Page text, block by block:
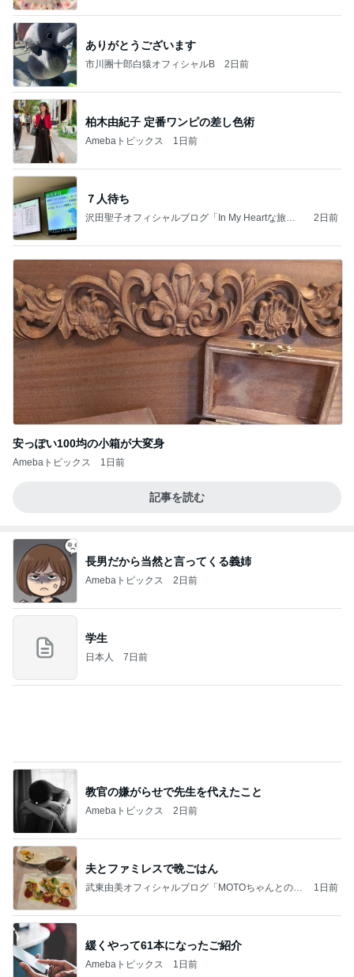
ありがとうございます
市川團十郎白猿オフィシャルB 2日前
柏木由紀子 定番ワンピの差し色術
Amebaトピックス 1日前
７人待ち
沢田聖子オフィシャルブログ「In My Heartな旅日
2日前
安っぽい100均の小箱が大変身
Amebaトピックス 1日前
記事を読む
長男だから当然と言ってくる義姉
Amebaトピックス 2日前
学生
日本人 7日前
夫とファミレスで晩ごはん
武東由美オフィシャルブログ「MOTOちゃんとのは
緩くやって61本になったご紹介
Amebaトピックス 1日前
同じ夢
四コマ戦士 パパ戦記 10日前